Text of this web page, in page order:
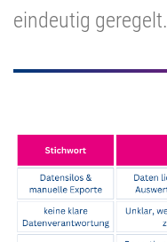
eindeutig geregelt.